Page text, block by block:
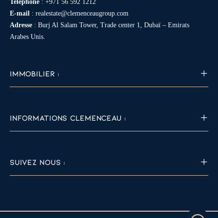
Telephone : +971 56 592 1212
E-mail : realestate@clemenceaugroup.com
Adresse : Burj Al Salam Tower, Trade center 1, Dubaï – Emirats
Arabes Unis.
IMMOBILIER :
INFORMATIONS CLEMENCEAU :
SUIVEZ NOUS :